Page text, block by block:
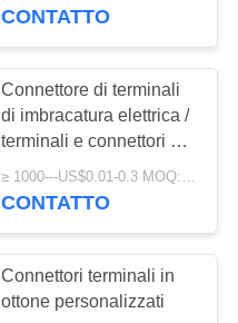
CONTATTO
Connettore di terminali
di imbracatura elettrica /
terminali e connettori di
fili
≥ 1000---US$0.01-0.3 MOQ:1000
CONTATTO
Connettori terminali in
ottone personalizzati